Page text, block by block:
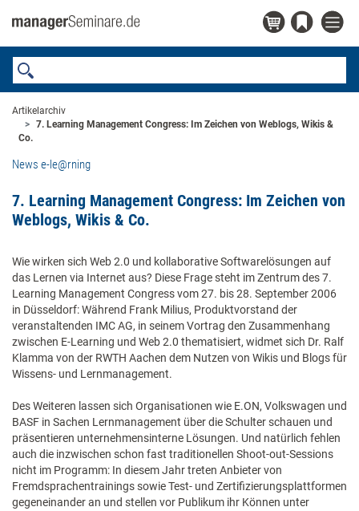
Artikelarchiv
7. Learning Management Congress: Im Zeichen von Weblogs, Wikis &
Co.
News e-le@rning
7. Learning Management Congress: Im Zeichen von
Weblogs, Wikis & Co.
Wie wirken sich Web 2.0 und kollaborative Softwarelösungen auf
das Lernen via Internet aus? Diese Frage steht im Zentrum des 7.
Learning Management Congress vom 27. bis 28. September 2006
in Düsseldorf: Während Frank Milius, Produktvorstand der
veranstaltenden IMC AG, in seinem Vortrag den Zusammenhang
zwischen E-Learning und Web 2.0 thematisiert, widmet sich Dr. Ralf
Klamma von der RWTH Aachen dem Nutzen von Wikis und Blogs für
Wissens- und Lernmanagement.
Des Weiteren lassen sich Organisationen wie E.ON, Volkswagen und
BASF in Sachen Lernmanagement über die Schulter schauen und
präsentieren unternehmensinterne Lösungen. Und natürlich fehlen
auch die inzwischen schon fast traditionellen Shoot-out-Sessions
nicht im Programm: In diesem Jahr treten Anbieter von
Fremdsprachentrainings sowie Test- und Zertifizierungsplattformen
gegeneinander an und stellen vor Publikum ihr Können unter